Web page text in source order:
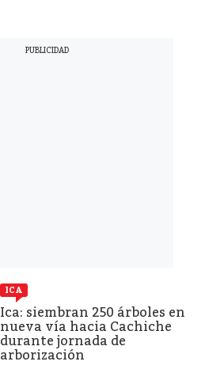
ICA
Ica: siembran 250 árboles en
nueva vía hacia Cachiche
durante jornada de
arborización